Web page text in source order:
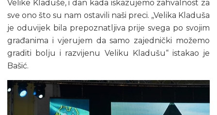
Velike Kladuše, i dan kada iskazujemo zahvalnost za
sve ono što su nam ostavili naši preci. „Velika Kladuša
je oduvijek bila prepoznatljiva prije svega po svojim
građanima i vjerujem da samo zajednički možemo
graditi bolju i razvijenu Veliku Kladušu“ istakao je
Bašić.